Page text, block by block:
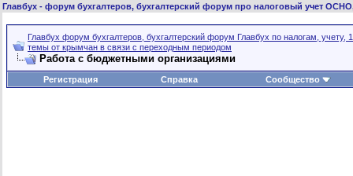
Главбух - форум бухгалтеров, бухгалтерский форум про налоговый учет
Главбух форум бухгалтеров, бухгалтерский форум Главбух по налогам, учету,
темы от крымчан в связи с переходным периодом
Работа с бюджетными организациями
Регистрация Справка Сообщество